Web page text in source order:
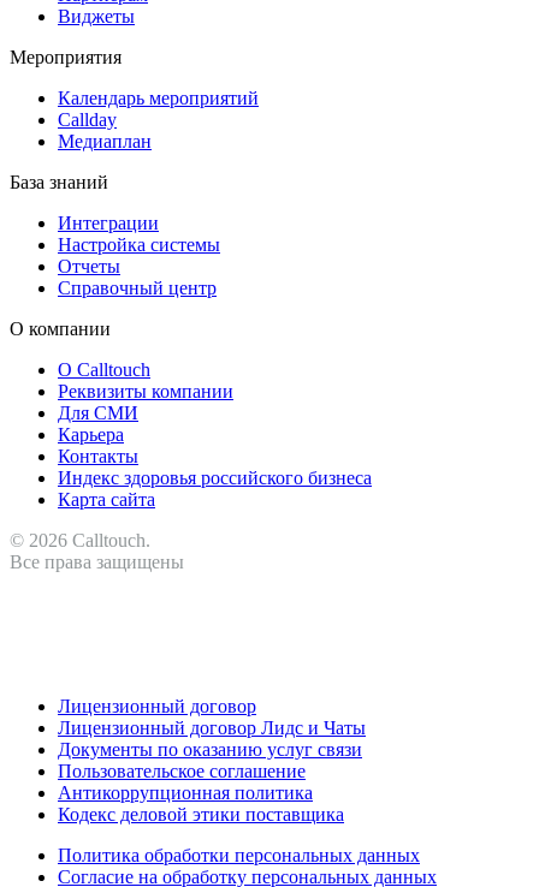
Виджеты
Мероприятия
Календарь мероприятий
Callday
Медиаплан
База знаний
Интеграции
Настройка системы
Отчеты
Справочный центр
О компании
О Calltouch
Реквизиты компании
Для СМИ
Карьера
Контакты
Индекс здоровья российского бизнеса
Карта сайта
© 2026 Calltouch.
Все права защищены
Лицензионный договор
Лицензионный договор Лидс и Чаты
Документы по оказанию услуг связи
Пользовательское соглашение
Антикоррупционная политика
Кодекс деловой этики поставщика
Политика обработки персональных данных
Согласие на обработку персональных данных